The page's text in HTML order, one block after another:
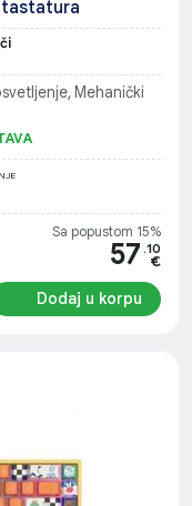
tastatura
Mehanički
Sa popustom 15%
57 .10
€
Dodaj u korpu